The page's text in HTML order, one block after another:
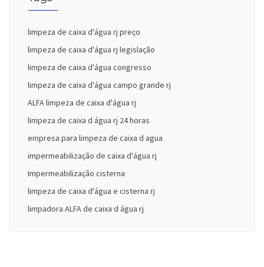
limpeza de caixa d'água rj preço
limpeza de caixa d'água rj legislação
limpeza de caixa d'água congresso
limpeza de caixa d'água campo grande rj
ALFA limpeza de caixa d'água rj
limpeza de caixa d água rj 24 horas
empresa para limpeza de caixa d agua
impermeabilização de caixa d'água rj
Impermeabilização cisterna
limpeza de caixa d'água e cisterna rj
limpadora ALFA de caixa d água rj